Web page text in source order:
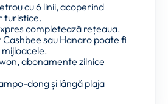
cu 6 linii, acoperind
turistice.
completează rețeaua.
sau Hanaro poate fi
abonamente zilnice
dong și lângă plaja